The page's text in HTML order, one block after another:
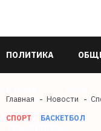
ПОЛИТИКА
Главная Новости
СПОРТ БАСКЕТБОЛ